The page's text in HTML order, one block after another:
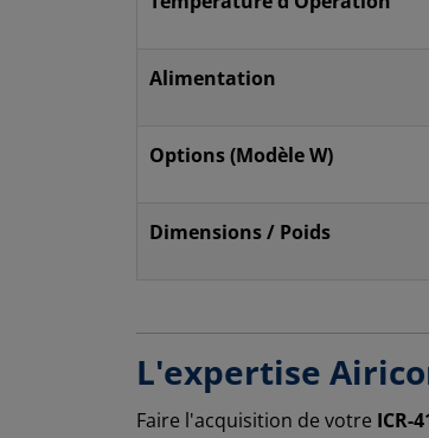
Alimentation
Options (Modèle W)
Dimensions / Poids
L'expertise
Faire l'acquisition de votre ICR-